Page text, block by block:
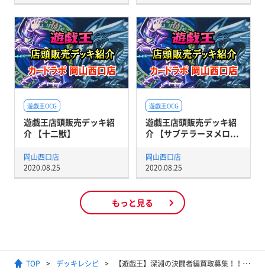
遊戯王OCG
遊戯王店頭販売デッキ紹
介 【十二獣】
岡山西口店
2020.08.25
遊戯王OCG
遊戯王店頭販売デッキ紹
介 【サブテラーヌメロ...
岡山西口店
2020.08.25
もっと見る
TOP デッキレシピ 【遊戯王】深淵の決闘者編買取募集！！【買取情報】